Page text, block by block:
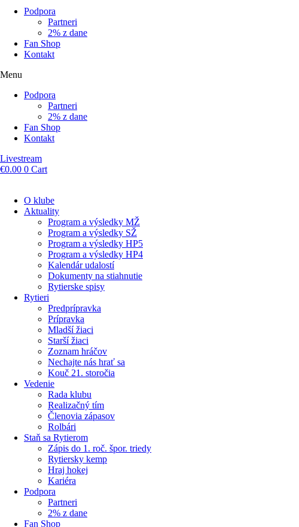
Podpora
Partneri
2% z dane
Fan Shop
Kontakt
Menu
Podpora
Partneri
2% z dane
Fan Shop
Kontakt
Livestream
€0.00 0 Cart
O klube
Aktuality
Program a výsledky MŽ
Program a výsledky SŽ
Program a výsledky HP5
Program a výsledky HP4
Kalendár udalostí
Dokumenty na stiahnutie
Rytierske spisy
Rytieri
Predprípravka
Prípravka
Mladší žiaci
Starší žiaci
Zoznam hráčov
Nechajte nás hrať sa
Kouč 21. storočia
Vedenie
Rada klubu
Realizačný tím
Členovia zápasov
Rolbári
Staň sa Rytierom
Zápis do 1. roč. špor. triedy
Rytiersky kemp
Hraj hokej
Kariéra
Podpora
Partneri
2% z dane
Fan Shop